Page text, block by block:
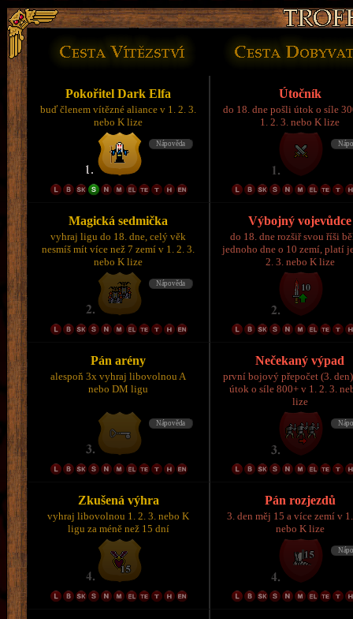
Pokořitel Dark Elfa
buď členem vítězné aliance v 1. 2. 3.
nebo K lize
Útočník
do 18. dne pošli útok o síle
1. 2. 3. nebo K lize
Magická sedmička
vyhraj ligu do 18. dne, celý věk
nesmíš mít více než 7 zemí v 1. 2. 3.
nebo K lize
Výbojný vojevůdce
do 18. dne rozšiř svou říši
jednoho dne o 10 zemí, platí
2. 3. nebo K lize
Pán arény
alespoň 3x vyhraj libovolnou A
nebo DM ligu
Nečekaný výpad
první bojový přepočet (3.
útok o síle 800+ v 1. 2. 3.
lize
Zkušená výhra
vyhraj libovolnou 1. 2. 3. nebo K
ligu za méně než 15 dní
Pán rozjezdů
3. den měj 15 a více zemí v
nebo K lize